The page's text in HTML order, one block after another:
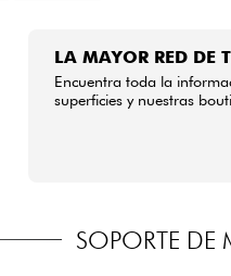
LA MAYOR RED DE
Encuentra toda la
superficies y nuestras
SOPORTE